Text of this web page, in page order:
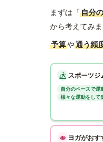
まずは「自分
から考えてみま
予算や通う頻
スポーツジ
自分のペースで運
様々な運動をして
ヨガがおす